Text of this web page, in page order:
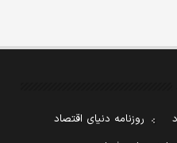
روزنامه دنیای اقتصاد